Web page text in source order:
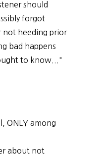
should
forgot
not heeding prior
bad happens
to know..."
ONLY among
about not